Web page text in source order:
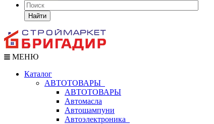
Найти
МЕНЮ
Каталог
АВТОТОВАРЫ
АВТОТОВАРЫ
Автомасла
Автошампуни
Автоэлектроника